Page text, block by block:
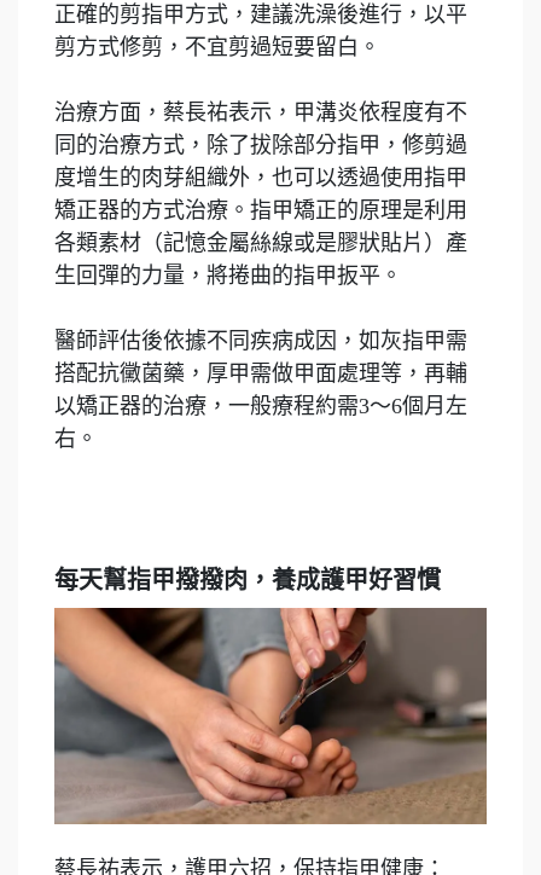
正確的剪指甲方式，建議洗澡後進行，以平
剪方式修剪，不宜剪過短要留白。
治療方面，蔡長祐表示，甲溝炎依程度有不
同的治療方式，除了拔除部分指甲，修剪過
度增生的肉芽組織外，也可以透過使用指甲
矯正器的方式治療。指甲矯正的原理是利用
各類素材（記憶金屬絲線或是膠狀貼片）產
生回彈的力量，將捲曲的指甲扳平。
醫師評估後依據不同疾病成因，如灰指甲需
搭配抗黴菌藥，厚甲需做甲面處理等，再輔
以矯正器的治療，一般療程約需3～6個月左
右。
每天幫指甲撥撥肉，養成護甲好習慣
蔡長祐表示，護甲六招，保持指甲健康：